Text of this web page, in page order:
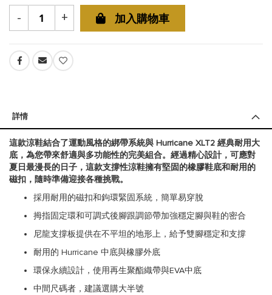
- + 加入購物車
詳情
這款涼鞋結合了運動風格的綁帶系統與 Hurricane XLT2 經典耐用大
底，為您帶來舒適與多功能性的完美組合。經過精心設計，可應對
夏日最漫長的日子，這款支撐性涼鞋擁有堅固的橡膠鞋底和耐用的
磁扣，隨時準備迎接各種挑戰。
採用耐用的磁扣和鉤環緊固系統，簡單易穿脫
拇指固定環和可調式後腳跟調節帶加強穩定腳與鞋的密合
尼龍支撐板提供在不平坦的地形上，給予雙腳穩定和支撐
耐用的 Hurricane 中底與橡膠外底
環保永續設計，使用再生聚酯織帶與EVA中底
中間尺碼者，建議選購大半號